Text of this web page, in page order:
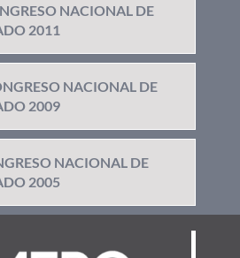
NACIONAL DE
2011
NACIONAL DE
2009
NACIONAL DE
2005